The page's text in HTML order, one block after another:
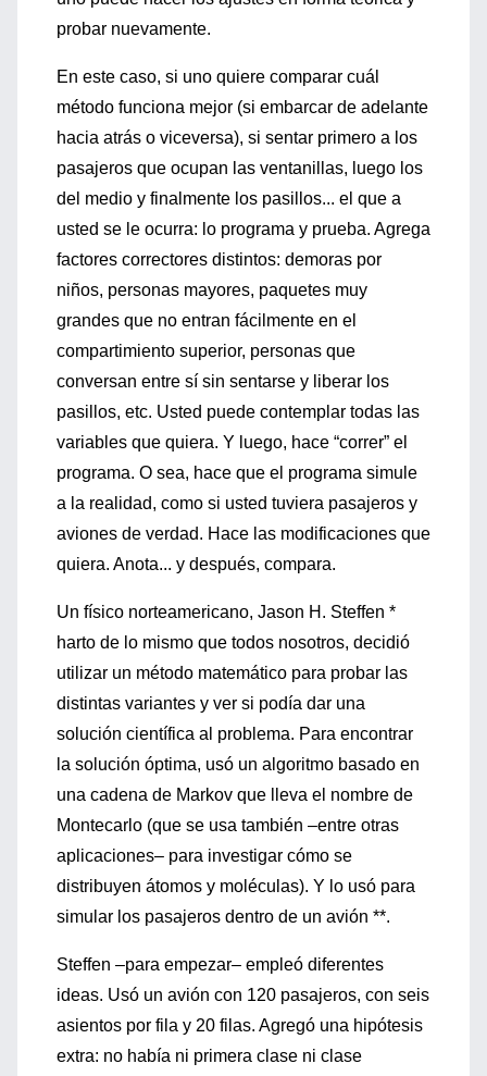
probar nuevamente.
En este caso, si uno quiere comparar cuál
método funciona mejor (si embarcar de adelante
hacia atrás o viceversa), si sentar primero a los
pasajeros que ocupan las ventanillas, luego los
del medio y finalmente los pasillos... el que a
usted se le ocurra: lo programa y prueba. Agrega
factores correctores distintos: demoras por
niños, personas mayores, paquetes muy
grandes que no entran fácilmente en el
compartimiento superior, personas que
conversan entre sí sin sentarse y liberar los
pasillos, etc. Usted puede contemplar todas las
variables que quiera. Y luego, hace “correr” el
programa. O sea, hace que el programa simule
a la realidad, como si usted tuviera pasajeros y
aviones de verdad. Hace las modificaciones que
quiera. Anota... y después, compara.
Un físico norteamericano, Jason H. Steffen *
harto de lo mismo que todos nosotros, decidió
utilizar un método matemático para probar las
distintas variantes y ver si podía dar una
solución científica al problema. Para encontrar
la solución óptima, usó un algoritmo basado en
una cadena de Markov que lleva el nombre de
Montecarlo (que se usa también –entre otras
aplicaciones– para investigar cómo se
distribuyen átomos y moléculas). Y lo usó para
simular los pasajeros dentro de un avión **.
Steffen –para empezar– empleó diferentes
ideas. Usó un avión con 120 pasajeros, con seis
asientos por fila y 20 filas. Agregó una hipótesis
extra: no había ni primera clase ni clase